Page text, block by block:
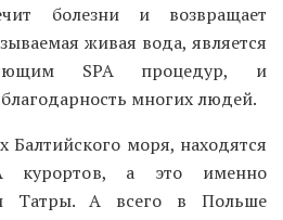
болезни и возвращает
живая вода, является
SPA процедур, и
многих людей.
Балтийского моря, находятся
курортов, а это именно
Татры. А всего в Польше